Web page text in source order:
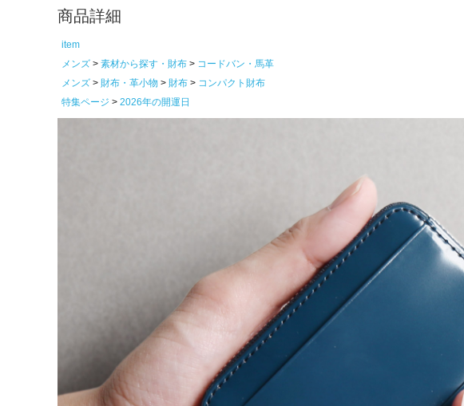
商品詳細
item
メンズ
素材から探す・財布
コードバン・馬革
メンズ
財布・革小物 財布
コンパクト財布
特集ページ
2026年の開運日